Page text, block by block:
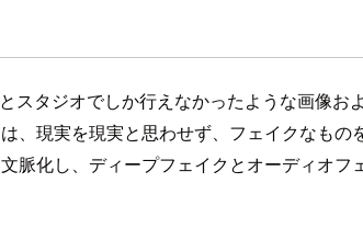
タジオでしか行えなかったような画像
、現実を現実と思わせず、フェイクなも
化し、ディープフェイクとオーディオフ